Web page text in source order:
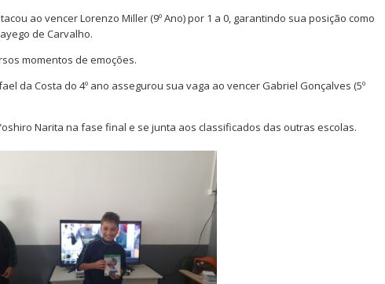
ao vencer Lorenzo Miller (9º Ano) por 1 a 0, garantindo sua posição como
de Carvalho.
momentos de emoções.
da Costa do 4º ano assegurou sua vaga ao vencer Gabriel Gonçalves (5º
Narita na fase final e se junta aos classificados das outras escolas.